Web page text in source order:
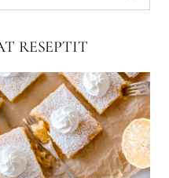
RESEPTIT